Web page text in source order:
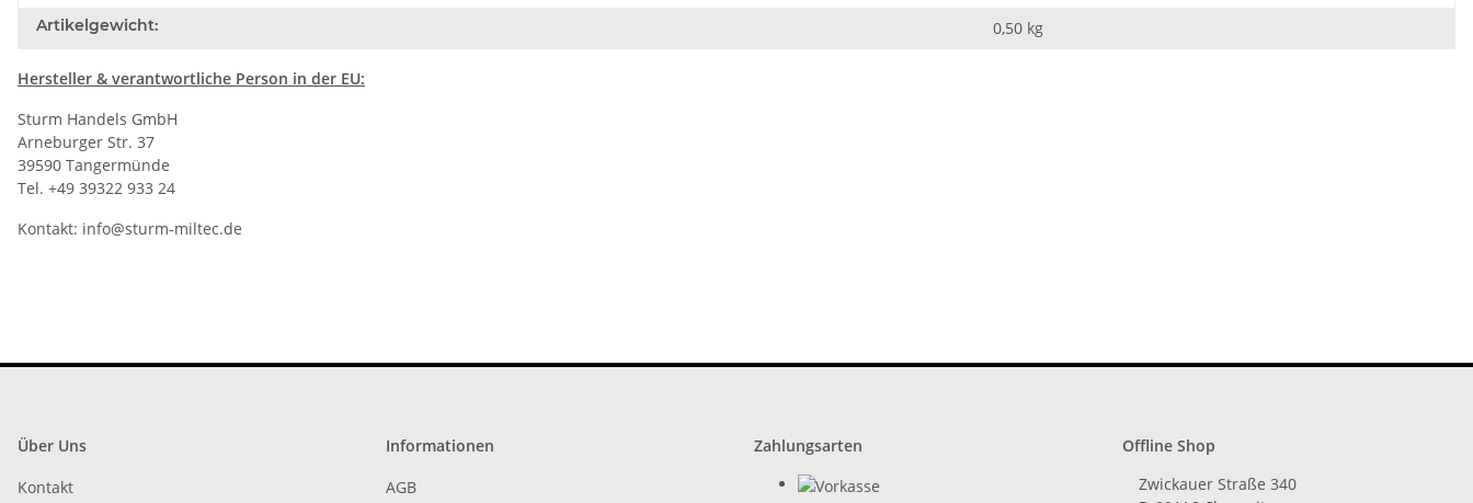
Artikelgewicht: 0,50 kg
Hersteller & verantwortliche Person in der EU:
Sturm Handels GmbH
Arneburger Str. 37
39590 Tangermünde
Tel. +49 39322 933 24
Kontakt: info@sturm-miltec.de
Über Uns
Kontakt
Informationen
AGB
Zahlungsarten
Offline Shop
Zwickauer Straße 340